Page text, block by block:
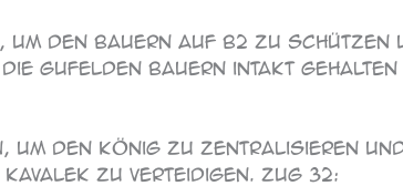
den Bauern auf b2 zu
Gufelden Bauern intakt gehalten
den König zu zentralisieren
zu verteidigen. Zug 32: